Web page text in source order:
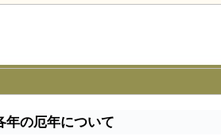
年の厄年について